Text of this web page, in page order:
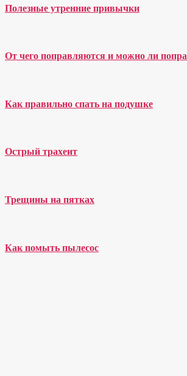
Полезные утренние привычки
От чего поправляются и можно ли
Как правильно спать на подушке
Острый трахеит
Трещины на пятках
Как помыть пылесос